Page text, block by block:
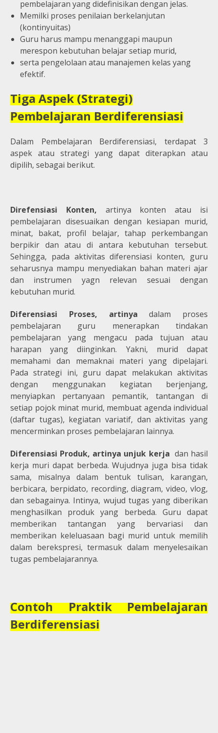
pembelajaran yang didefinisikan dengan jelas.
Memilki proses penilaian berkelanjutan
(kontinyuitas)
Guru harus mampu menanggapi maupun
merespon kebutuhan belajar setiap murid,
serta pengelolaan atau manajemen kelas yang
efektif.
Tiga Aspek (Strategi)
Pembelajaran Berdiferensiasi
Dalam Pembelajaran Berdiferensiasi, terdapat 3
aspek atau strategi yang dapat diterapkan atau
dipilih, sebagai berikut.
Direfensiasi Konten, artinya konten atau isi
pembelajaran disesuaikan dengan kesiapan murid,
minat, bakat, profil belajar, tahap perkembangan
berpikir dan atau di antara kebutuhan tersebut.
Sehingga, pada aktivitas diferensiasi konten, guru
seharusnya mampu menyediakan bahan materi ajar
dan instrumen yagn relevan sesuai dengan
kebutuhan murid.
Diferensiasi Proses, artinyadalam proses
pembelajaran guru menerapkan tindakan
pembelajaran yang mengacu pada tujuan atau
harapan yang diinginkan. Yakni, murid dapat
memahami dan memaknai materi yang dipelajari.
Pada strategi ini, guru dapat melakukan aktivitas
dengan menggunakan kegiatan berjenjang,
menyiapkan pertanyaan pemantik, tantangan di
setiap pojok minat murid, membuat agenda individual
(daftar tugas), kegiatan variatif, dan aktivitas yang
mencerminkan proses pembelajaran lainnya.
Diferensiasi Produk, artinya unjuk kerja dan hasil
kerja muri dapat berbeda. Wujudnya juga bisa tidak
sama, misalnya dalam bentuk tulisan, karangan,
berbicara, berpidato, recording, diagram, video, vlog,
dan sebagainya. Intinya, wujud tugas yang diberikan
menghasilkan produk yang berbeda. Guru dapat
memberikan tantangan yang bervariasi dan
memberikan keleluasaan bagi murid untuk memilih
dalam berekspresi, termasuk dalam menyelesaikan
tugas pembelajarannya.
Contoh Praktik Pembelajaran
Berdiferensiasi